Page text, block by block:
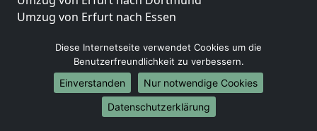
Umzug von Erfurt nach Essen
Umzug von Erfurt nach Dresden
Umzug von Erfurt nach Hannover
Umzug von Erfurt nach Nürnberg
Umzug von Erfurt nach Duisburg
Umzug von Erfurt nach Bochum
Diese Internetseite verwendet Cookies um die
Benutzerfreundlichkeit zu verbessern.
Einverstanden
Nur notwendige Cookies
Datenschutzerklärung